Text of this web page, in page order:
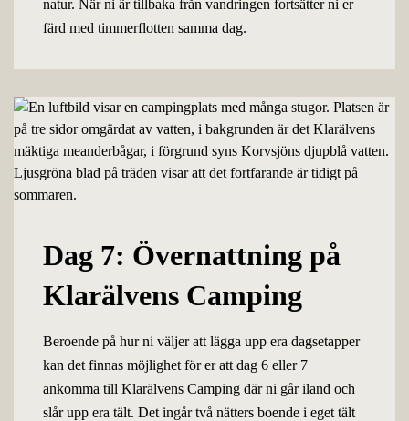
natur. När ni är tillbaka från vandringen fortsätter ni er
färd med timmerflotten samma dag.
Dag 7: Övernattning på
Klarälvens Camping
Beroende på hur ni väljer att lägga upp era dagsetapper
kan det finnas möjlighet för er att dag 6 eller 7
ankomma till Klarälvens Camping där ni går iland och
slår upp era tält. Det ingår två nätters boende i eget tält